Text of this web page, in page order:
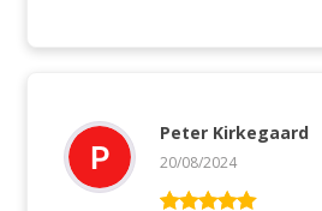
Peter Kirkegaard
20/08/2024